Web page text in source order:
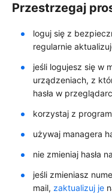
Przestrzegaj
loguj się z
regularnie
jeśli logujesz się w
urządzeniach, z
hasła w
korzystaj z
używaj managera
nie zmieniaj hasła
jeśli zmieniasz
mail, zaktualizuj je